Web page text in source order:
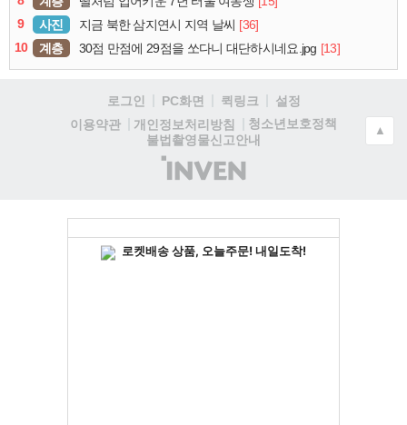
9
사진 지금 북한 삼지연시 지역 날씨 [36]
10
계층 30점 만점에 29점을 쏘다니 대단하시네요.jpg [13]
로그인 PC화면 퀵링크
설정
이용약관
개인정보처리방침
청소년보호정책
불법촬영물신고안내
(주)
인
▲